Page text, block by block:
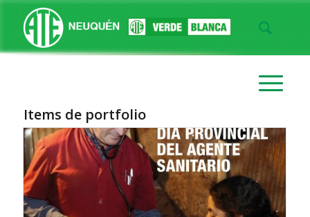
Items de portfolio